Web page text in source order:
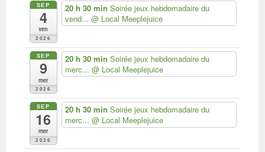
SEP
4
ven
2026
20 h 30 min Soirée jeux hebdomadaire du
vend... @ Local Meeplejuice
SEP
9
mer
2026
20 h 30 min Soirée jeux hebdomadaire du
merc... @ Local Meeplejuice
SEP
16
mer
2026
20 h 30 min Soirée jeux hebdomadaire du
merc... @ Local Meeplejuice